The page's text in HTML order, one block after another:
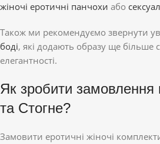
жіночі еротичні панчохи або
Також ми рекомендуємо звернути
боді, які додають образу ще більше
елегантності.
Як зробити замовлення
та Стогне?
Замовити еротичні жіночі